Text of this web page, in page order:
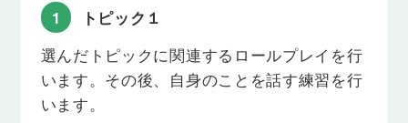
幼少期
幼少期について話してみましょう。
Lesson 17
四季
1
トピック１
選んだトピックに関連するロールプレイを行
います。その後、自身のことを話す練習を行
います。